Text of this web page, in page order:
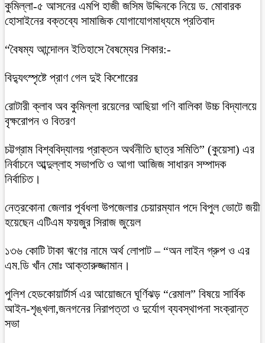
কুমিল্লা-৫ আসনের এমপি হাজী জসিম উদ্দিনকে নিয়ে ড. মোবারক
হোসাইনের বক্তব্যে সামাজিক যোগাযোগমাধ্যমে প্রতিবাদ
“বৈষম্য আন্দোলন ইতিহাসে বৈষম্যের শিকার:-
বিদ্যুৎস্পৃষ্টে প্রাণ গেল দুই কিশোরের
রোটারী ক্লাব অব কুমিল্লা রয়েলের আছিয়া গণি বালিকা উচ্চ বিদ্যালয়ে
বৃক্ষরোপন ও বিতরণ
চট্টগ্রাম বিশ্ববিদ্যালয় প্রাক্তন অর্থনীতি ছাত্র সমিতি” (কুয়েসা) এর
নির্বাচনে আব্দুল্লাহ সভাপতি ও আগা আজিজ সাধারন সম্পাদক
নির্বাচিত।
নেত্রকোনা জেলার পূর্বধলা উপজেলার চেয়ারম্যান পদে বিপুল ভোটে জয়ী
হয়েছেন এটিএম ফয়জুর সিরাজ জুয়েল
১৩৬ কোটি টাকা ঋণের নামে অর্থ লোপাট – “অন লাইন গ্রুপ ও এর
এম.ডি খাঁন মোঃ আক্তারুজ্জামান।
পুলিশ হেডকোয়ার্টার্স এর আয়োজনে ঘূর্ণিঝড় “রেমাল” বিষয়ে সার্বিক
আইন-শৃঙ্খলা,জনগনের নিরাপত্তা ও দুর্যোগ ব্যবস্থাপনা সংক্রান্ত
সভা